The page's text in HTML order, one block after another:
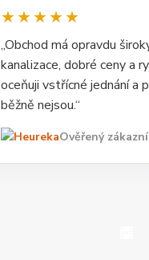
★★★★★
„Obchod má opravdu
kanalizace, dobré ceny a
oceňuji vstřícné jednání a
běžně nejsou.“
Ověřený